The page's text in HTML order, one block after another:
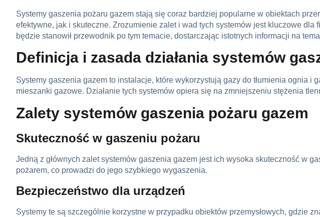
Systemy gaszenia pożaru gazem stają się coraz bardziej popularne w obiektach
efektywne, jak i skuteczne. Zrozumienie zalet i wad tych systemów jest kluczowe
będzie stanowił przewodnik po tym temacie, dostarczając istotnych informacji na
Definicja i zasada działania systemów
Systemy gaszenia gazem to instalacje, które wykorzystują gazy do tłumienia ognia
mieszanki gazowe. Działanie tych systemów opiera się na zmniejszeniu stężenia
Zalety systemów gaszenia pożaru gazem
Skuteczność w gaszeniu pożaru
Jedną z głównych zalet systemów gaszenia gazem jest ich wysoka skuteczność w
pożarem, co prowadzi do jego szybkiego wygaszenia.
Bezpieczeństwo dla urządzeń
Systemy te są szczególnie korzystne w przypadku obiektów przemysłowych, gdzie